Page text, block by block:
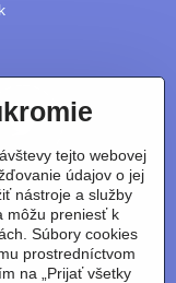
tejto webovej
údajov o jej
nástroje a služby
môžu preniesť k
Súbory cookies
prostredníctvom
na „Prijať všetky